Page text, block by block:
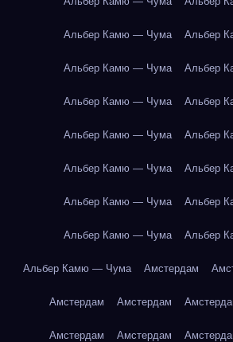
Альбер Камю — Чума Альбер
Альбер Камю — Чума Альбер
Альбер Камю — Чума Альбер
Альбер Камю — Чума Альбер
Альбер Камю — Чума Альбер
Альбер Камю — Чума Альбер
Альбер Камю — Чума Альбер
Альбер Камю — Чума Амстердам
Амстердам Амстердам
Амстердам Амстердам